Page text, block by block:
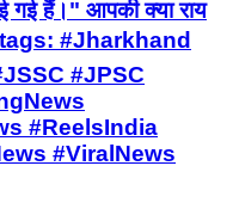
गई हैं।" आपकी क्या राय
#Jharkhand
#JPSC
#ReelsIndia
#ViralNews